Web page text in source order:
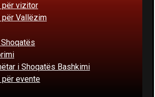
për vizitor
Vallëzim
i Shoqatës Bashkimi
evente